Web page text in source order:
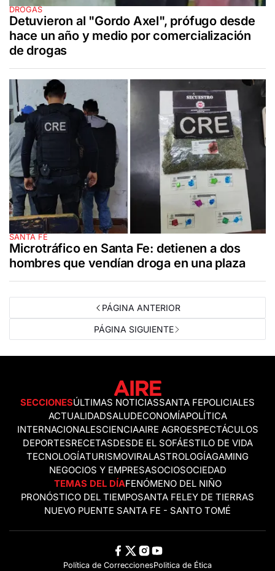
DROGAS
Detuvieron al "Gordo Axel", prófugo desde
hace un año y medio por comercialización
de drogas
SANTA FE
Microtráfico en Santa Fe: detienen a dos
hombres que vendían droga en una plaza
PÁGINA ANTERIOR
PÁGINA SIGUIENTE
SECCIONESÚLTIMAS NOTICIASSANTA FEPOLICIALES
ACTUALIDADSALUDECONOMÍAPOLÍTICA
INTERNACIONALESCIENCIAAIRE AGROESPECTÁCULOS
DEPORTESRECETASDESDE EL SOFÁESTILO DE VIDA
TECNOLOGÍATURISMOVIRALASTROLOGÍAGAMING
NEGOCIOS Y EMPRESASOCIOSOCIEDAD
TEMAS DEL DÍAFENÓMENO DEL NIÑO
PRONÓSTICO DEL TIEMPOSANTA FELEY DE TIERRAS
NUEVO PUENTE SANTA FE - SANTO TOMÉ
Política de CorreccionesPolitica de Ética